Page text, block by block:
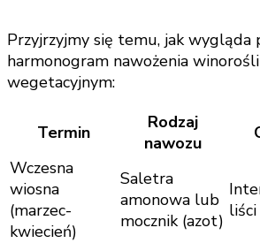
Przyjrzyjmy się temu, jak wygląda
harmonogram nawożenia
wegetacyjnym:
Termin
Rodzaj
nawozu
Wczesna
wiosna
(marzec-
kwiecień)
Saletra
amonowa lub
mocznik (azot)